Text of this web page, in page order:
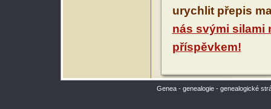
urychlit přepis
nás svými silami
příspěvkem!
Genea - genealogie - genealogické